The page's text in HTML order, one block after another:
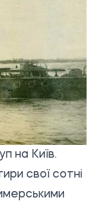
на Київ.
свої сотні